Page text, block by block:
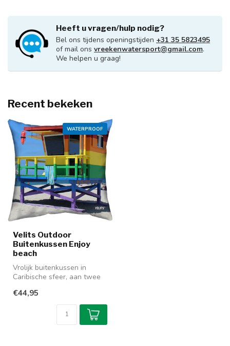
Heeft u vragen/hulp nodig?
Bel ons tijdens openingstijden +31 35 5823495
of mail ons vreekenwatersport@gmail.com.
We helpen u graag!
Recent bekeken
WATERPROOF
Velits Outdoor
Buitenkussen Enjoy
beach
Vrolijk buitenkussen in
Caribische sfeer, aan twee
...
€44,95